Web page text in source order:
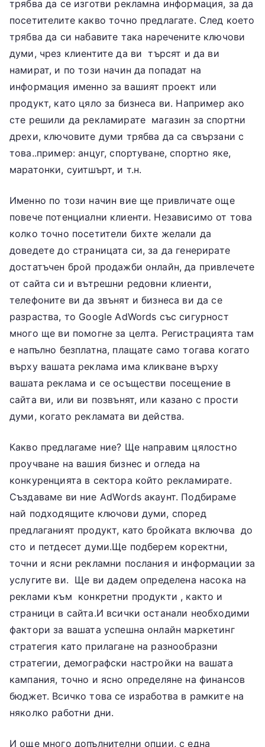
трябва да се изготви рекламна информация, за да
посетителите какво точно предлагате. След което
трябва да си набавите така наречените ключови
думи, чрез клиентите да ви търсят и да ви
намират, и по този начин да попадат на
информация именно за вашият проект или
продукт, като цяло за бизнеса ви. Например ако
сте решили да рекламирате магазин за спортни
дрехи, ключовите думи трябва да са свързани с
това..пример: анцуг, спортуване, спортно яке,
маратонки, суитшърт, и т.н.
Именно по този начин вие ще привличате още
повече потенциални клиенти. Независимо от това
колко точно посетители бихте желали да
доведете до страницата си, за да генерирате
достатъчен брой продажби онлайн, да привлечете
от сайта си и вътрешни редовни клиенти,
телефоните ви да звънят и бизнеса ви да се
разраства, то Google AdWords със сигурност
много ще ви помогне за целта. Регистрацията там
е напълно безплатна, плащате само тогава когато
върху вашата реклама има кликване върху
вашата реклама и се осъществи посещение в
сайта ви, или ви позвънят, или казано с прости
думи, когато рекламата ви действа.
Какво предлагаме ние? Ще направим цялостно
проучване на вашия бизнес и огледа на
конкуренцията в сектора който рекламирате.
Създаваме ви ние AdWords акаунт. Подбираме
най подходящите ключови думи, според
предлаганият продукт, като бройката включва до
сто и петдесет думи.Ще подберем коректни,
точни и ясни рекламни послания и информации за
услугите ви. Ще ви дадем определена насока на
реклами към конкретни продукти , както и
страници в сайта.И всички останали необходими
фактори за вашата успешна онлайн маркетинг
стратегия като прилагане на разнообразни
стратегии, демографски настройки на вашата
кампания, точно и ясно определяне на финансов
бюджет. Всичко това се изработва в рамките на
няколко работни дни.
И още много допълнителни опции, с една